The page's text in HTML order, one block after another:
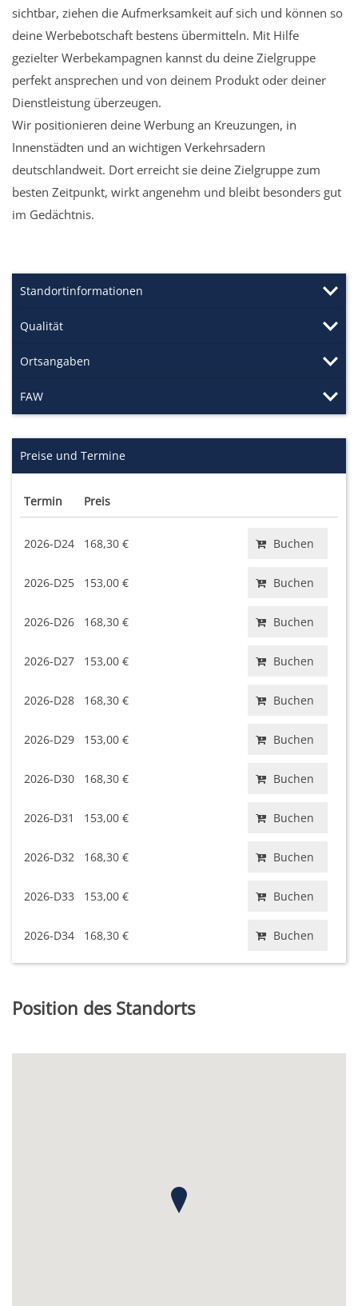
sichtbar, ziehen die Aufmerksamkeit auf sich und können so
deine Werbebotschaft bestens übermitteln. Mit Hilfe
gezielter Werbekampagnen kannst du deine Zielgruppe
perfekt ansprechen und von deinem Produkt oder deiner
Dienstleistung überzeugen.
Wir positionieren deine Werbung an Kreuzungen, in
Innenstädten und an wichtigen Verkehrsadern
deutschlandweit. Dort erreicht sie deine Zielgruppe zum
besten Zeitpunkt, wirkt angenehm und bleibt besonders gut
im Gedächtnis.
Standortinformationen
Qualität
Ortsangaben
FAW
Preise und Termine
Termin Preis
2026-D24 168,30 € Buchen
2026-D25 153,00 € Buchen
2026-D26 168,30 € Buchen
2026-D27 153,00 € Buchen
2026-D28 168,30 € Buchen
2026-D29 153,00 € Buchen
2026-D30 168,30 € Buchen
2026-D31 153,00 € Buchen
2026-D32 168,30 € Buchen
2026-D33 153,00 € Buchen
2026-D34 168,30 € Buchen
Position des Standorts